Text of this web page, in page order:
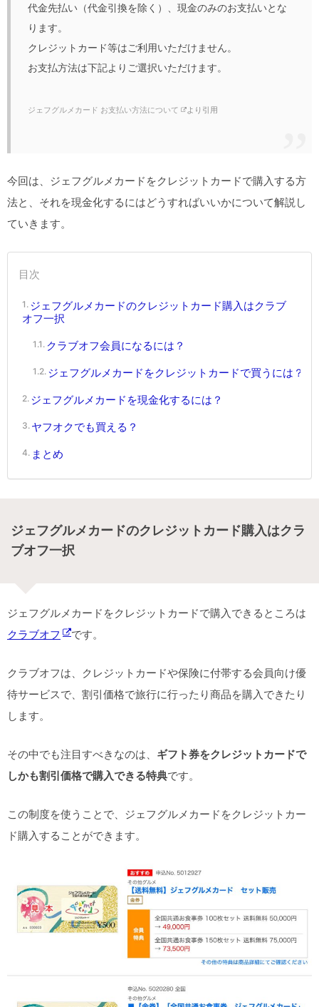
代金先払い（代金引換を除く）、現金のみのお支払いとな
ります。
クレジットカード等はご利用いただけません。
お支払方法は下記よりご選択いただけます。
ジェフグルメカード お支払い方法について より引用
今回は、ジェフグルメカードをクレジットカードで購入する方
法と、それを現金化するにはどうすればいいかについて解説し
ていきます。
目次
ジェフグルメカードのクレジットカード購入はクラブ
オフ一択
クラブオフ会員になるには？
ジェフグルメカードをクレジットカードで買うには？
ジェフグルメカードを現金化するには？
ヤフオクでも買える？
まとめ
ジェフグルメカードのクレジットカード購入はクラ
ブオフ一択
ジェフグルメカードをクレジットカードで購入できるところは
クラブオフ
です。
クラブオフは、クレジットカードや保険に付帯する会員向け優
待サービスで、割引価格で旅行に行ったり商品を購入できたり
します。
その中でも注目すべきなのは、 ギフト券をクレジットカードで
しかも割引価格で購入できる特典です。
この制度を使うことで、ジェフグルメカードをクレジットカー
ド購入することができます。